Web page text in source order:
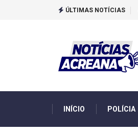
ÚLTIMAS NOTÍCIAS
INÍCIO POLÍCIA